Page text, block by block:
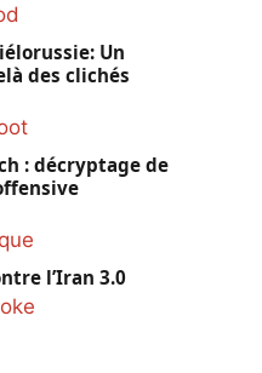
Un
des clichés
: décryptage de
l’Iran 3.0